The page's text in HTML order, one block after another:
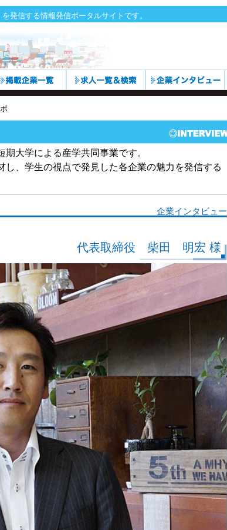
発信する情報発信ポータルサイトです。
大学による産学共同事業です。
、学生の視点で発見した各企業の魅力を発信する
企業インタビュー
代表取締役 柴田 明宏 様